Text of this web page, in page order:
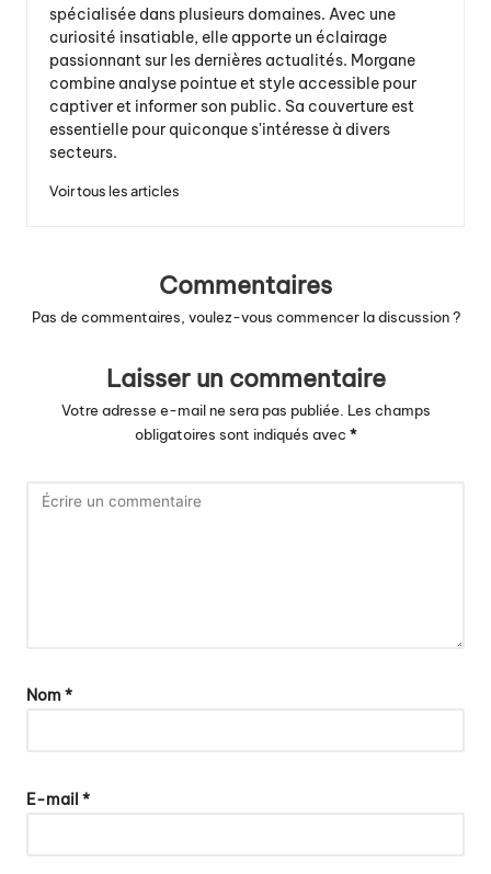
spécialisée dans plusieurs domaines. Avec une
curiosité insatiable, elle apporte un éclairage
passionnant sur les dernières actualités. Morgane
combine analyse pointue et style accessible pour
captiver et informer son public. Sa couverture est
essentielle pour quiconque s'intéresse à divers
secteurs.
Voir tous les articles
Commentaires
Pas de commentaires, voulez-vous commencer la discussion ?
Laisser un commentaire
Votre adresse e-mail ne sera pas publiée. Les champs
obligatoires sont indiqués avec *
Nom *
E-mail *